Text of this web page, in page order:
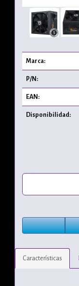
Marca:
P/N:
EAN:
Disponibilidad:
Características